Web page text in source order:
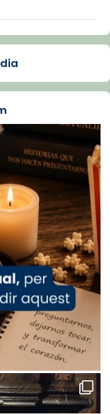
Fa gairebé
la
Vatican
news/2026-
papa-viaje-
ens
Tortosa, ha
missa de Les